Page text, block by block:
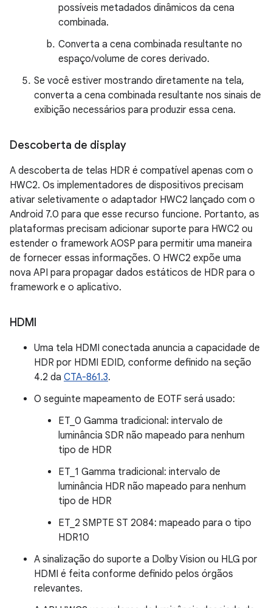
possíveis metadados dinâmicos da cena
combinada.
Converta a cena combinada resultante no
espaço/volume de cores derivado.
Se você estiver mostrando diretamente na tela,
converta a cena combinada resultante nos sinais de
exibição necessários para produzir essa cena.
Descoberta de display
A descoberta de telas HDR é compatível apenas com o
HWC2. Os implementadores de dispositivos precisam
ativar seletivamente o adaptador HWC2 lançado com o
Android 7.0 para que esse recurso funcione. Portanto, as
plataformas precisam adicionar suporte para HWC2 ou
estender o framework AOSP para permitir uma maneira
de fornecer essas informações. O HWC2 expõe uma
nova API para propagar dados estáticos de HDR para o
framework e o aplicativo.
HDMI
Uma tela HDMI conectada anuncia a capacidade de
HDR por HDMI EDID, conforme definido na seção
4.2 da CTA-861.3.
O seguinte mapeamento de EOTF será usado:
ET_0 Gamma tradicional: intervalo de
luminância SDR não mapeado para nenhum
tipo de HDR
ET_1 Gamma tradicional: intervalo de
luminância HDR não mapeado para nenhum
tipo de HDR
ET_2 SMPTE ST 2084: mapeado para o tipo
HDR10
A sinalização do suporte a Dolby Vision ou HLG por
HDMI é feita conforme definido pelos órgãos
relevantes.